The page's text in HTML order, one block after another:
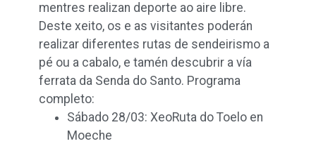
mentres realizan deporte ao aire libre.
Deste xeito, os e as visitantes poderán
realizar diferentes rutas de sendeirismo a
pé ou a cabalo, e tamén descubrir a vía
ferrata da Senda do Santo. Programa
completo:
Sábado 28/03: XeoRuta do Toelo en
Moeche